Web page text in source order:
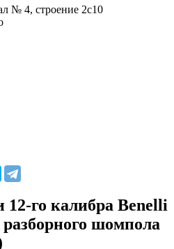
№ 4, строение 2с10
го калибра Benelli
шомпола